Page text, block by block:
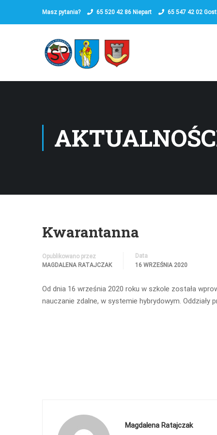
Masz pytania? 65 520 42 86 Niepart 65 547 42 02
Kwarantanna
Opublikowano przez
MAGDALENA RATAJCZAK
Data
16 WRZEŚNIA 2020
Od dnia 16 września 2020 roku w szkole została
nauczanie zdalne, w systemie hybrydowym.
Magdalena Ratajczak